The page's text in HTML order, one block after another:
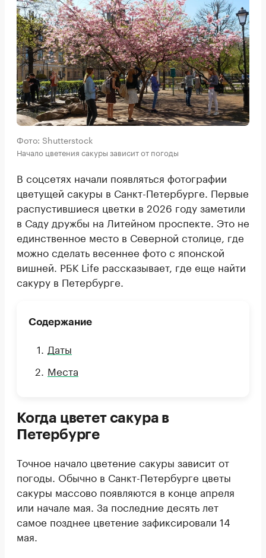
Фото: Shutterstock
Начало цветения сакуры зависит от погоды
В соцсетях начали появляться фотографии
цветущей сакуры в Санкт-Петербурге. Первые
распустившиеся цветки в 2026 году заметили
в Саду дружбы на Литейном проспекте. Это не
единственное место в Северной столице, где
можно сделать весеннее фото с японской
вишней. РБК Life рассказывает, где еще найти
сакуру в Петербурге.
Содержание
Даты
Места
Когда цветет сакура в
Петербурге
Точное начало цветение сакуры зависит от
погоды. Обычно в Санкт-Петербурге цветы
сакуры массово появляются в конце апреля
или начале мая. За последние десять лет
самое позднее цветение зафиксировали 14
мая.